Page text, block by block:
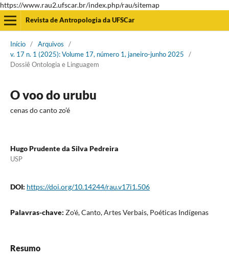
https://www.rau2.ufscar.br/index.php/rau/sitemap
Revista de Antropologia da UFSCar
Início / Arquivos
/
v. 17 n. 1 (2025): Volume 17, número 1, janeiro-junho 2025
/
Dossiê Ontologia e Linguagem
O voo do urubu
cenas do canto zo’é
Hugo Prudente da Silva Pedreira
USP
DOI: https://doi.org/10.14244/rau.v17i1.506
Palavras-chave: Zo'é, Canto, Artes Verbais, Poéticas Indígenas
Resumo